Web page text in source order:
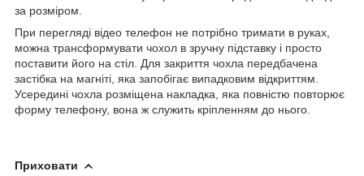
за розміром.
При перегляді відео телефон не потрібно тримати в руках,
можна трансформувати чохол в зручну підставку і просто
поставити його на стіл. Для закриття чохла передбачена
застібка на магніті, яка запобігає випадковим відкриттям.
Усередині чохла розміщена накладка, яка повністю повторює
форму телефону, вона ж служить кріпленням до нього.
Приховати